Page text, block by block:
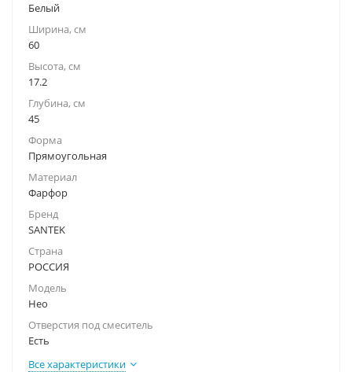
Белый
Ширина, см
60
Высота, см
17.2
Глубина, см
45
Форма
Прямоугольная
Материал
Фарфор
Бренд
SANTEK
Страна
РОССИЯ
Модель
Нео
Отверстия под смеситель
Есть
Все характеристики